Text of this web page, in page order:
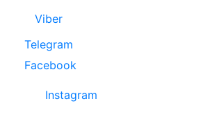
Viber
Telegram
Facebook
Instagram